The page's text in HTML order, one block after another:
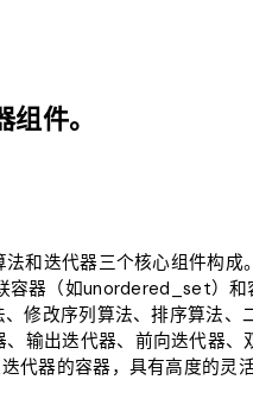
件。
和迭代器三个核心组件构成
器（如unordered_set）和
修改序列算法、排序算法、
输出迭代器、前向迭代器、
代器的容器，具有高度的灵